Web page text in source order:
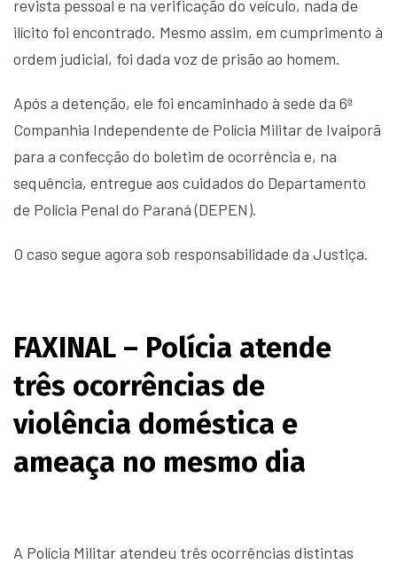
revista pessoal e na verificação do veículo, nada de
ilícito foi encontrado. Mesmo assim, em cumprimento à
ordem judicial, foi dada voz de prisão ao homem.
Após a detenção, ele foi encaminhado à sede da 6ª
Companhia Independente de Polícia Militar de Ivaiporã
para a confecção do boletim de ocorrência e, na
sequência, entregue aos cuidados do Departamento
de Polícia Penal do Paraná (DEPEN).
O caso segue agora sob responsabilidade da Justiça.
FAXINAL – Polícia atende
três ocorrências de
violência doméstica e
ameaça no mesmo dia
A Polícia Militar atendeu três ocorrências distintas